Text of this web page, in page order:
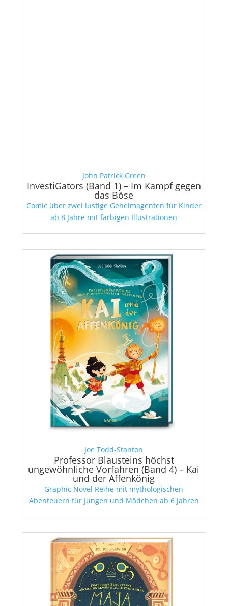
John Patrick Green
InvestiGators (Band 1) – Im Kampf gegen
das Böse
Comic über zwei lustige Geheimagenten für Kinder
ab 8 Jahre mit farbigen Illustrationen
Joe Todd-Stanton
Professor Blausteins höchst
ungewöhnliche Vorfahren (Band 4) – Kai
und der Affenkönig
Graphic Novel Reihe mit mythologischen
Abenteuern für Jungen und Mädchen ab 6 Jahren